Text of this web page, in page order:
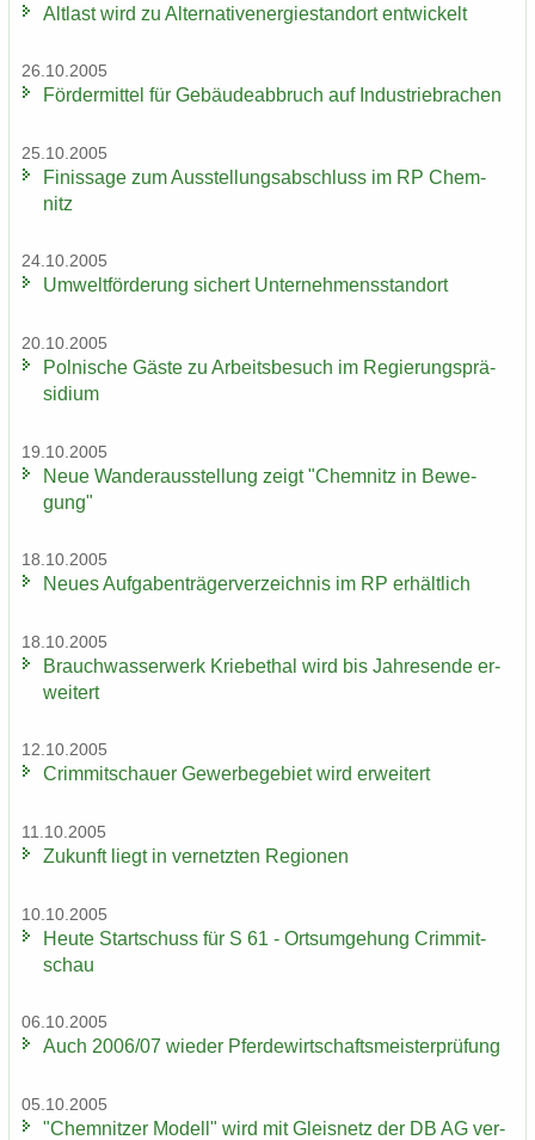
Alt­last wird zu Al­ter­na­tiv­ener­gie­stand­ort ent­wi­ckelt
26.10.2005
För­der­mit­tel für Ge­bäu­de­ab­bruch auf In­dus­trie­bra­chen
25.10.2005
Fi­nis­sa­ge zum Aus­stel­lungs­ab­schluss im RP Chem­
nitz
24.10.2005
Um­welt­för­de­rung si­chert Un­ter­neh­mens­stand­ort
20.10.2005
Pol­ni­sche Gäste zu Ar­beits­be­such im Re­gie­rungs­prä­
si­di­um
19.10.2005
Neue Wan­der­aus­stel­lung zeigt "Chem­nitz in Be­we­
gung"
18.10.2005
Neues Auf­ga­ben­trä­ger­ver­zeich­nis im RP er­hält­lich
18.10.2005
Brauch­was­ser­werk Krie­be­thal wird bis Jah­res­en­de er­
wei­tert
12.10.2005
Crim­mit­schau­er Ge­wer­be­ge­biet wird er­wei­tert
11.10.2005
Zu­kunft liegt in ver­netz­ten Re­gio­nen
10.10.2005
Heute Start­schuss für S 61 - Orts­um­ge­hung Crim­mit­
schau
06.10.2005
Auch 2006/07 wie­der Pfer­de­wirt­schafts­meis­ter­prü­fung
05.10.2005
"Chem­nit­zer Mo­dell" wird mit Gleis­netz der DB AG ver­